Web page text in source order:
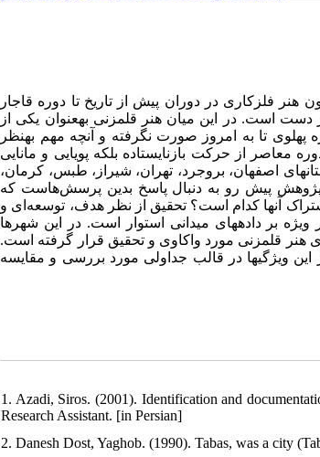
هنر فلزکاری در دوران پیش از تاریخ تا دوره قاجار
دست است. در این میان هنر قلمزنی بهعنوان یکی از
تا به امروز صورت نگرفته و آنچه مهم بهنظر
از حرکت بازنایستاده بلکه پویایی و مانایی
اصفهان، بروجرد، تهران، شیراز، طبس، کرمان،
پیش رو به دنبال پاسخ بدین پرسش‌هاست که
آنها کدام است؟ تحقیق از نظر هدف، توسعه‌ای و
بر دادههای میدانی استوار است. در این شهرها
هنر قلمزنی مورد واکاوی و تحقیق قرار گرفته است.
ویژگیها در قالب جداولی مورد بررسی و مقایسه
1. Azadi, Siros. (2001). Identification and
Research Assistant. [in Persian]
2. Danesh Dost, Yaghob. (1990). Tabas, was a city